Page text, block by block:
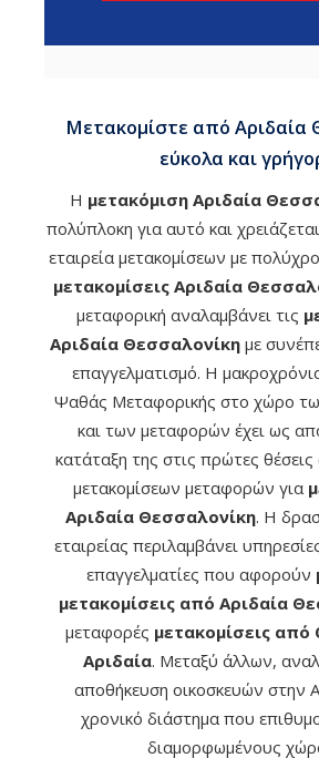
Μετακομίστε από Αριδαία
εύκολα και
Η μετακόμιση Αριδαία
πολύπλοκη για αυτό και
εταιρεία μετακομίσεων με
μετακομίσεις Αριδαία
μεταφορική αναλαμβάνει τις
Αριδαία Θεσσαλονίκημε
επαγγελματισμό. Η
Ψαθάς Μεταφορικής στο χώρο
και των μεταφορών έχει ως
κατάταξη της στις πρώτες
μετακομίσεων μεταφορών για
Αριδαία Θεσσαλονίκη. Η
εταιρείας περιλαμβάνει
επαγγελματίες που αφορούν
μετακομίσεις από Αριδαία
μεταφορές μετακομίσεις
Αριδαία. Μεταξύ άλλων,
αποθήκευση οικοσκευών στην
χρονικό διάστημα που
διαμορφωμένους